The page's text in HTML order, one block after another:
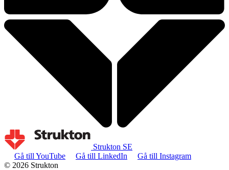
Strukton SE
Gå till YouTube
Gå till LinkedIn
Gå till Instagram
© 2026 Strukton